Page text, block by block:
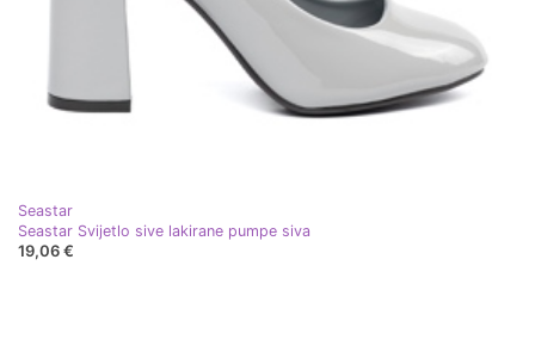
Seastar
Seastar Svijetlo sive lakirane pumpe siva
19,06 €